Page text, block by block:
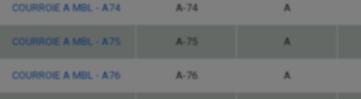
COURROIE A MBL - A74 A-74 A
COURROIE A MBL - A75 A-75 A
COURROIE A MBL - A76 A-76 A